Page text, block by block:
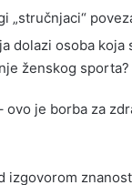
dolazi osoba koja
ženskog sporta?
ovo je borba za